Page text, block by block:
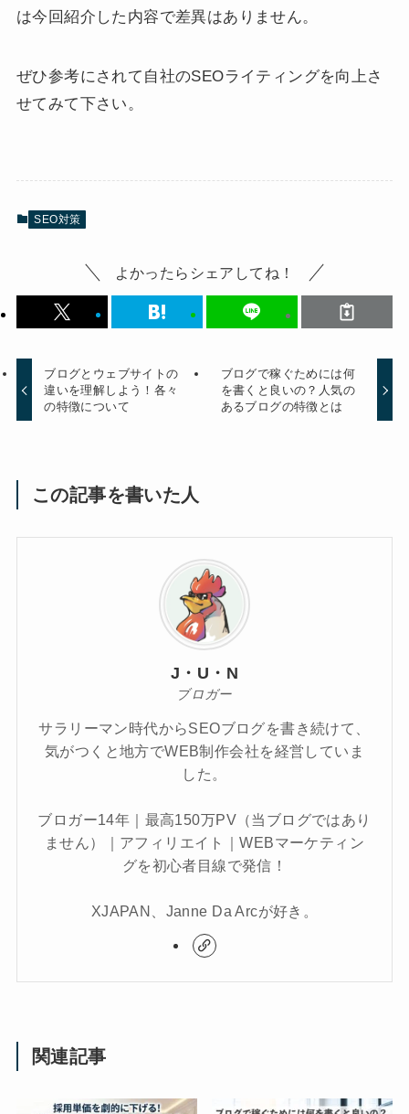
は今回紹介した内容で差異はありません。
ぜひ参考にされて自社のSEOライティングを向上さ
せてみて下さい。
SEO対策
よかったらシェアしてね！
ブログとウェブサイトの
違いを理解しよう！各々
の特徴について
ブログで稼ぐためには何
を書くと良いの？人気の
あるブログの特徴とは
この記事を書いた人
J・U・N
ブロガー
サラリーマン時代からSEOブログを書き続けて、
気がつくと地方でWEB制作会社を経営していま
した。
ブロガー14年｜最高150万PV（当ブログではあり
ません）｜アフィリエイト｜WEBマーケティン
グを初心者目線で発信！
XJAPAN、Janne Da Arcが好き。
関連記事